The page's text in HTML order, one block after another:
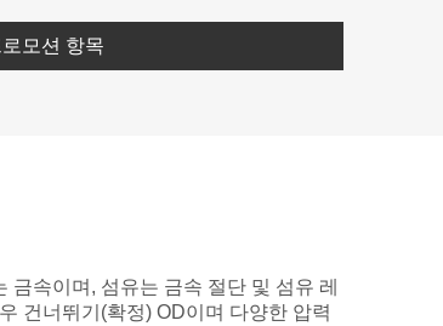
모션 항목
속이며, 섬유는 금속 절단 및 섬유 레
건너뛰기(확정) OD이며 다양한 압력